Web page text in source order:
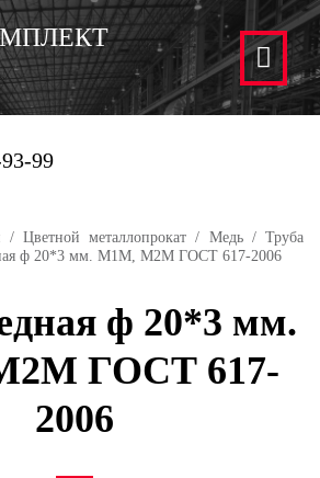
99
/ Цветной металлопрокат / Медь/Труба
ф 20*3 мм. М1М, М2М ГОСТ 617-2006
ф 20*3 мм.
ГОСТ 617-
2006